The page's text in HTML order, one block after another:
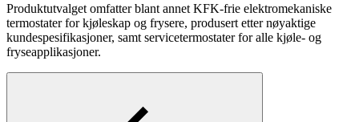
Produktutvalget omfatter blant annet KFK-frie elektromekaniske
termostater for kjøleskap og frysere, produsert etter nøyaktige
kundespesifikasjoner, samt servicetermostater for alle kjøle- og
fryseapplikasjoner.